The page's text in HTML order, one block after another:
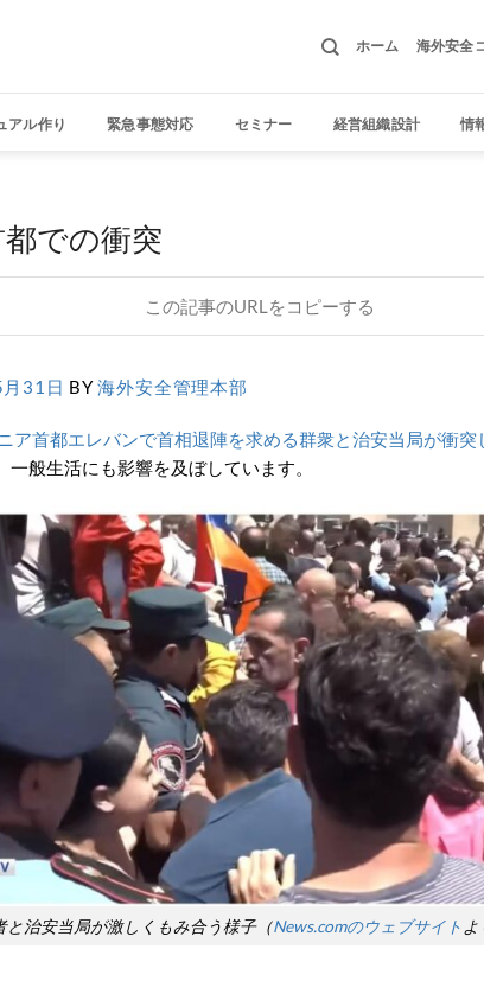
ホーム 海外安全
アル作り 緊急事態対応 セミナー 経営組織設計 情
での衝突
この記事のURLをコピーする
31日 BY海外安全管理本部
ア首都エレバンで首相退陣を求める群衆と治安当局が衝突
般生活にも影響を及ぼしています。
と治安当局が激しくもみ合う様子（News.comのウェブサイト よ